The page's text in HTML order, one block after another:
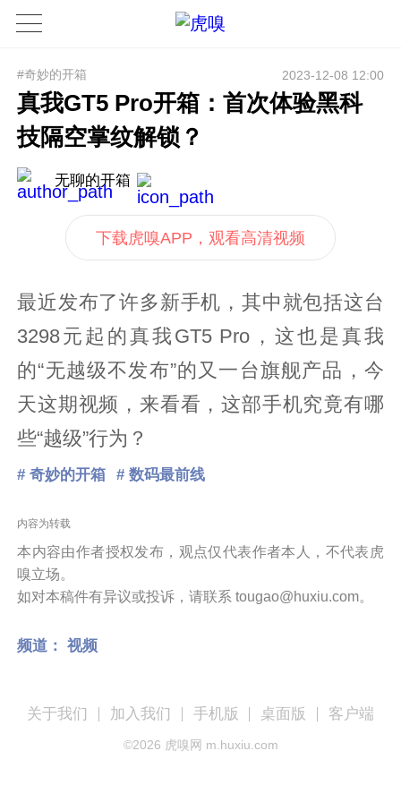
#奇妙的开箱 2023-12-08 12:00
真我GT5 Pro开箱：首次体验黑科
技隔空掌纹解锁？
无聊的开箱
下载虎嗅APP，观看高清视频
最近发布了许多新手机，其中就包括这台
3298元起的真我GT5 Pro，这也是真我
的“无越级不发布”的又一台旗舰产品，今
天这期视频，来看看，这部手机究竟有哪
些“越级”行为？
# 奇妙的开箱 # 数码最前线
内容为转载
本内容由作者授权发布，观点仅代表作者本人，不代表虎
嗅立场。
如对本稿件有异议或投诉，请联系 tougao@huxiu.com。
频道： 视频
关于我们 加入我们 手机版 桌面版 客户端
©2026 虎嗅网 m.huxiu.com